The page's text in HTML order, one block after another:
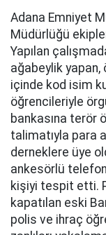
Adana Emniyet
Müdürlüğü
Yapılan
ağabeylik
içinde kod isim
öğrencileriyle
bankasına terör
talimatıyla para
derneklere üye
ankesörlü
kişiyi tespit etti.
kapatılan eski
polis ve ihraç